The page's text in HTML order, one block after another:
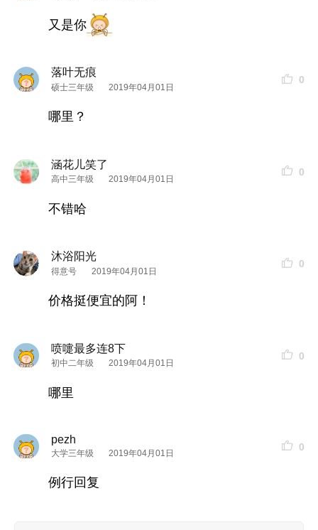
更好啦啊哈哈~不过现在也还好！
店名地址回复可见哈~
如果你要查看本帖隐藏内容请回复
汉口美食 湖北菜
又是你
落叶无痕
硕士三年级 2019年04月01日
0
哪里？
涵花儿笑了
高中三年级 2019年04月01日
0
不错哈
沐浴阳光
得意号 2019年04月01日
0
价格挺便宜的阿！
喷嚏最多连8下
初中二年级 2019年04月01日
0
哪里
pezh
大学三年级 2019年04月01日
0
例行回复